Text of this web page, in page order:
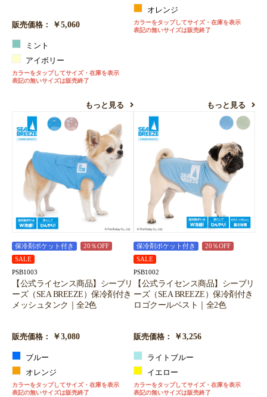
販売価格： ￥5,060
ミント
アイボリー
カラーをタップしてサイズ・在庫を表示
表記の無いサイズは販売終了
もっと見る
オレンジ
カラーをタップしてサイズ・在庫を表示
表記の無いサイズは販売終了
もっと見る
保冷剤ポケット付き
20％OFF
SALE
PSB1003
【公式ライセンス商品】シーブリ
ーズ（SEA BREEZE）保冷剤付き
メッシュタンク｜全2色
販売価格： ￥3,080
ブルー
オレンジ
カラーをタップしてサイズ・在庫を表示
表記の無いサイズは販売終了
保冷剤ポケット付き
20％OFF
SALE
PSB1002
【公式ライセンス商品】シーブリ
ーズ（SEA BREEZE）保冷剤付き
ロゴクールベスト｜全2色
販売価格： ￥3,256
ライトブルー
イエロー
カラーをタップしてサイズ・在庫を表示
表記の無いサイズは販売終了